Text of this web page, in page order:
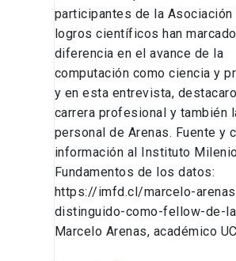
participantes de la Asociación
logros científicos han
diferencia en el avance de la
computación como ciencia y
y en esta entrevista,
carrera profesional y también
personal de Arenas. Fuente y
información al Instituto
Fundamentos de los datos:
https://imfd.cl/marcelo-
distinguido-como-fellow-de-
Marcelo Arenas, académico UC